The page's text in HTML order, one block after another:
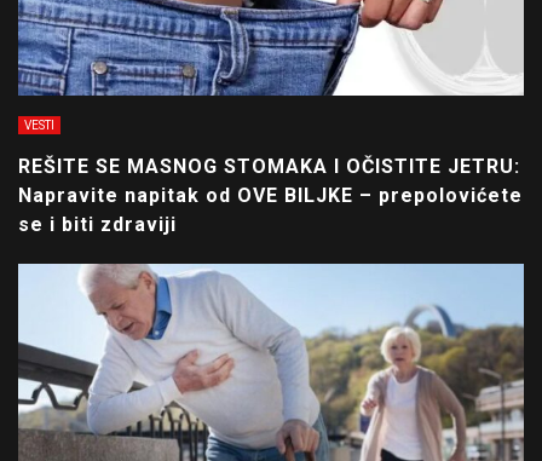
VESTI
REŠITE SE MASNOG STOMAKA I OČISTITE JETRU:
Napravite napitak od OVE BILJKE – prepolovićete
se i biti zdraviji